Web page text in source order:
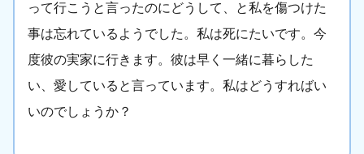
って行こうと言ったのにどうして、と私を傷つけた
事は忘れているようでした。私は死にたいです。今
度彼の実家に行きます。彼は早く一緒に暮らした
い、愛していると言っています。私はどうすればい
いのでしょうか？